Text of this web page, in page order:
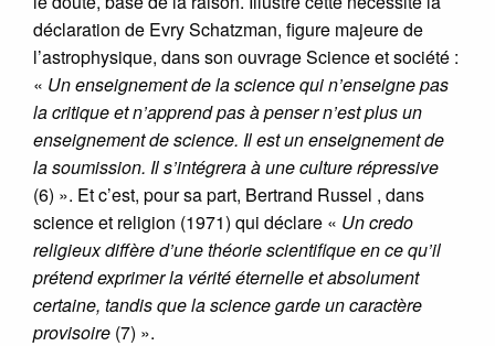
déclaration de Evry Schatzman, figure majeure de
l’astrophysique, dans son ouvrage Science et société :
« Un enseignement de la science qui n’enseigne pas
la critique et n’apprend pas à penser n’est plus un
enseignement de science. Il est un enseignement de
la soumission. Il s’intégrera à une culture répressive
(6) ». Et c’est, pour sa part, Bertrand Russel , dans
science et religion (1971) qui déclare « Un credo
religieux diffère d’une théorie scientifique en ce qu’il
prétend exprimer la vérité éternelle et absolument
certaine, tandis que la science garde un caractère
provisoire (7) ».